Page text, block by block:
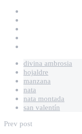
divina ambrosia
hojaldre
manzana
nata
nata montada
san valentín
Prev post